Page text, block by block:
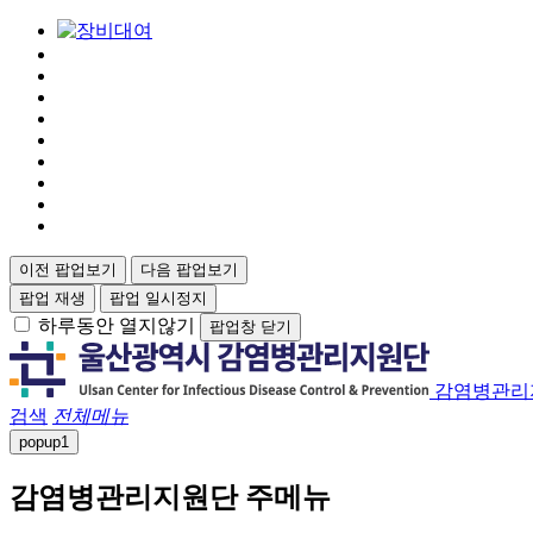
이전 팝업보기
다음 팝업보기
팝업 재생
팝업 일시정지
하루동안 열지않기 팝업창 닫기
감염병관
검색 전체메뉴
popup1
감염병관리지원단 주메뉴